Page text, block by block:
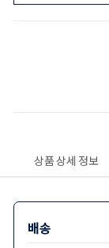
상품 상세 정보
배송